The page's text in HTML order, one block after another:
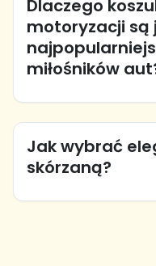
Dlaczego
motoryzacji są
miłośników
Jak wybrać
skórzaną?